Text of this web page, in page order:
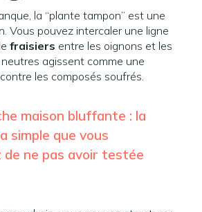
la “plante tampon” est une
Vous pouvez intercaler une ligne
fraisiers entre les oignons et les
agissent comme une
les composés soufrés.
maison bluffante : la
simple que vous
ne pas avoir testée